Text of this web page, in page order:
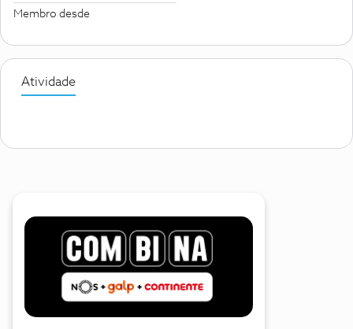
Membro desde
Atividade